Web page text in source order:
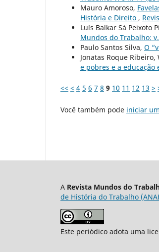
Mauro Amoroso,
História e Direito ,
Luís Balkar Sá Peixoto
Mundos do Trabalho:
Paulo Santos Silva, O
Jonatas Roque
e pobres e a educação
<< < 4 5 6 7 8 9 10 11 12 13 >
Você também pode iniciar
A Revista Mundos do
de História do Trabalho
Este periódico adota uma